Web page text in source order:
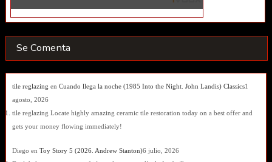
Se Comenta
tile reglazing en Cuando llega la noche (1985 Into the Night. John Landis) Classics1
agosto, 2026
tile reglazing Locate highly amazing ceramic tile restoration today on a best offer and
gets your money flowing immediately!
Diego en Toy Story 5 (2026. Andrew Stanton)6 julio, 2026